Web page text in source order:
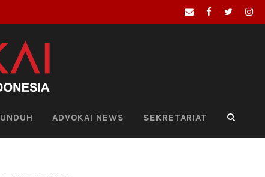
UNDUH ADVOKAI NEWS SEKRETARIAT